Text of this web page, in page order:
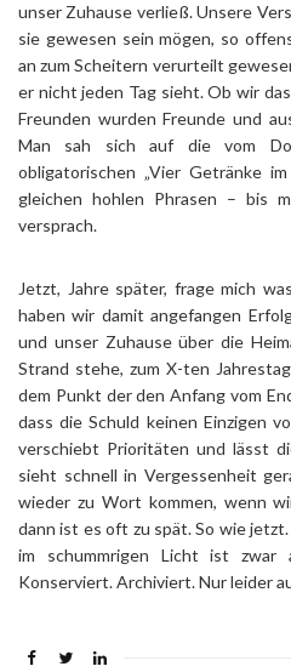
unser Zuhause verließ. Unsere
sie gewesen sein mögen, so
an zum Scheitern verurteilt
er nicht jeden Tag sieht. Ob wir
Freunden wurden Freunde und
Man sah sich auf die vom
obligatorischen „Vier Getränke
gleichen hohlen Phrasen – bis
versprach.
Jetzt, Jahre später, frage mich
haben wir damit angefangen
und unser Zuhause über die
Strand stehe, zum X-ten
dem Punkt der den Anfang vom
dass die Schuld keinen Einzigen
verschiebt Prioritäten und lässt
sieht schnell in Vergessenheit
wieder zu Wort kommen, wenn
dann ist es oft zu spät. So wie
im schummrigen Licht ist zwar
Konserviert. Archiviert. Nur leider